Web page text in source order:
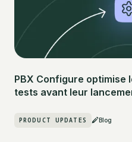
PBX Configure optimise
tests avant leur
PRODUCT UPDATES Blog